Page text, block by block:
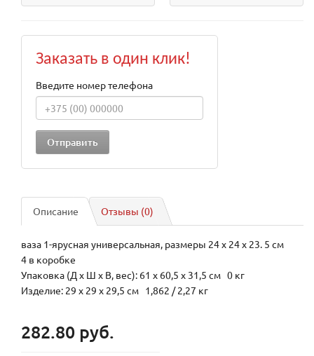
Заказать в один клик!
Введите номер телефона
Описание Отзывы (0)
ваза 1-ярусная универсальная, размеры 24 х 24 х 23. 5 см
4 в коробке
Упаковка (Д х Ш х В, вес): 61 x 60,5 x 31,5 см 0 кг
Изделие: 29 x 29 x 29,5 см 1,862 / 2,27 кг
282.80 руб.